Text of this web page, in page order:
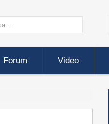
Forum Video